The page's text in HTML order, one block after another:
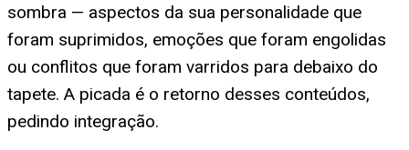
sombra — aspectos da sua personalidade que
foram suprimidos, emoções que foram engolidas
ou conflitos que foram varridos para debaixo do
tapete. A picada é o retorno desses conteúdos,
pedindo integração.